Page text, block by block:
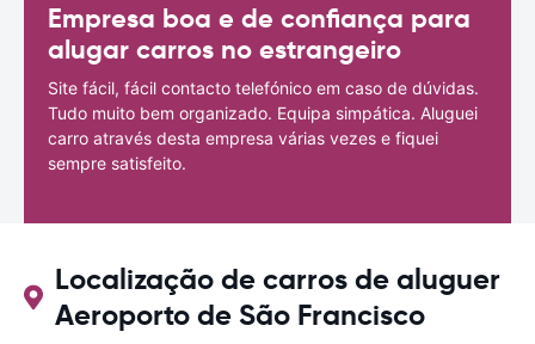
Empresa boa e de confiança para
alugar carros no estrangeiro
Site fácil, fácil contacto telefónico em caso de dúvidas.
Tudo muito bem organizado. Equipa simpática. Aluguei
carro através desta empresa várias vezes e fiquei
sempre satisfeito.
Localização de carros de aluguer
Aeroporto de São Francisco